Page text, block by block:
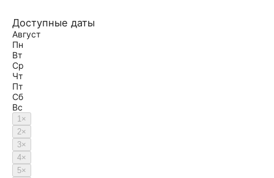
Доступные даты
Август
Пн
Вт
Ср
Чт
Пт
Сб
Вс
1×
2×
3×
4×
5×